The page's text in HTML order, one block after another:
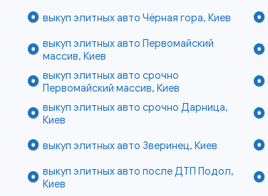
выкуп элитных авто Чёрная гора, Киев
выкуп элитных авто Первомайский
массив, Киев
выкуп элитных авто срочно
Первомайский массив, Киев
выкуп элитных авто срочно Дарница,
Киев
выкуп элитных авто Зверинец, Киев
выкуп элитных авто после ДТП Подол,
Киев